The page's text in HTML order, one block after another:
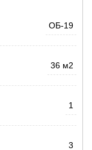
ОБ-19
36 м2
1
3